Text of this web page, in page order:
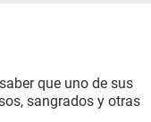
que uno de sus
sangrados y otras